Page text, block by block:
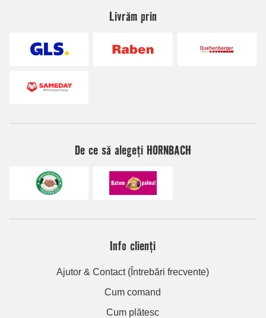
Livrăm prin
De ce să alegeți HORNBACH
Info clienți
Ajutor & Contact (Întrebări frecvente)
Cum comand
Cum plătesc